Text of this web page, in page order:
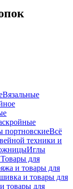
Вязальные
портновскиеВсё
техники и
Иглы
Товары для
и товары для
и товары для
товары для